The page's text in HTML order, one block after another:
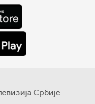
Србије